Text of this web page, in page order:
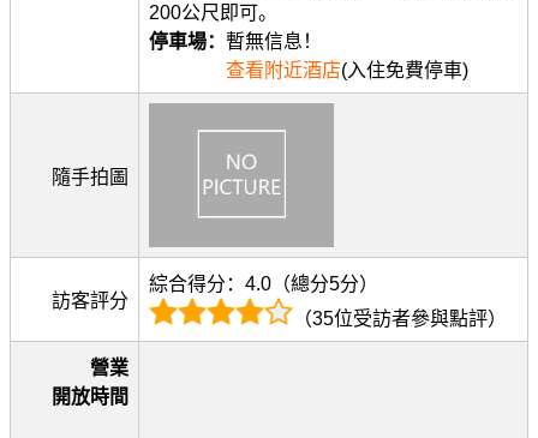
200公尺即可。
停車場： 暫無信息！
查看附近酒店(入住免費停車)
隨手拍圖
訪客評分
綜合得分：4.0（總分5分）
（35位受訪者參與點評）
營業
開放時間